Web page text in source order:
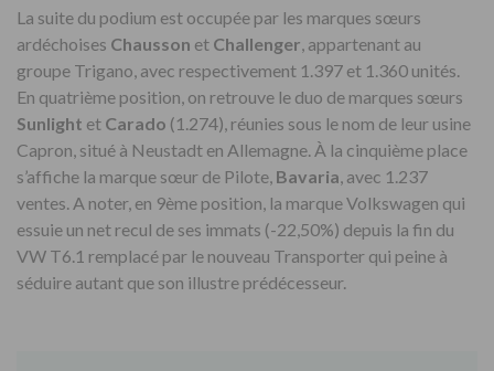
La suite du podium est occupée par les marques sœurs
ardéchoises Chausson et Challenger , appartenant au
groupe Trigano, avec respectivement 1.397 et 1.360 unités.
En quatrième position, on retrouve le duo de marques sœurs
Sunlight et Carado (1.274), réunies sous le nom de leur usine
Capron, situé à Neustadt en Allemagne. À la cinquième place
s’affiche la marque sœur de Pilote, Bavaria , avec 1.237
ventes. A noter, en 9ème position, la marque Volkswagen qui
essuie un net recul de ses immats (-22,50%) depuis la fin du
VW T6.1 remplacé par le nouveau Transporter qui peine à
séduire autant que son illustre prédécesseur.